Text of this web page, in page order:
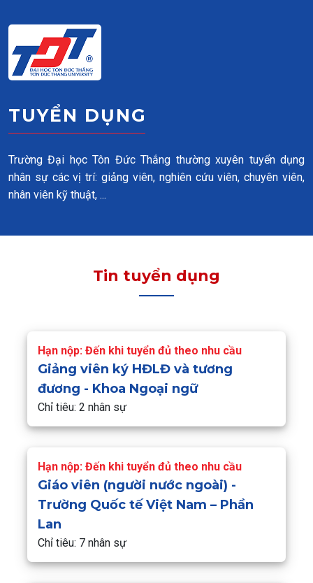
TUYỂN DỤNG
Trường Đại học Tôn Đức Thắng thường xuyên tuyển dụng
nhân sự các vị trí: giảng viên, nghiên cứu viên, chuyên viên,
nhân viên kỹ thuật, ...
Tin tuyển dụng
Hạn nộp: Đến khi tuyển đủ theo nhu cầu
Giảng viên ký HĐLĐ và tương
đương - Khoa Ngoại ngữ
Chỉ tiêu: 2 nhân sự
Hạn nộp: Đến khi tuyển đủ theo nhu cầu
Giáo viên (người nước ngoài) -
Trường Quốc tế Việt Nam – Phần
Lan
Chỉ tiêu: 7 nhân sự